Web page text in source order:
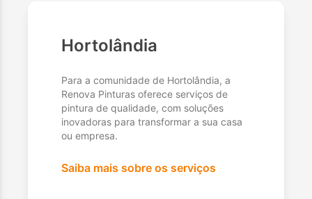
Hortolândia
Para a comunidade de Hortolândia, a
Renova Pinturas oferece serviços de
pintura de qualidade, com soluções
inovadoras para transformar a sua casa
ou empresa.
Saiba mais sobre os serviços